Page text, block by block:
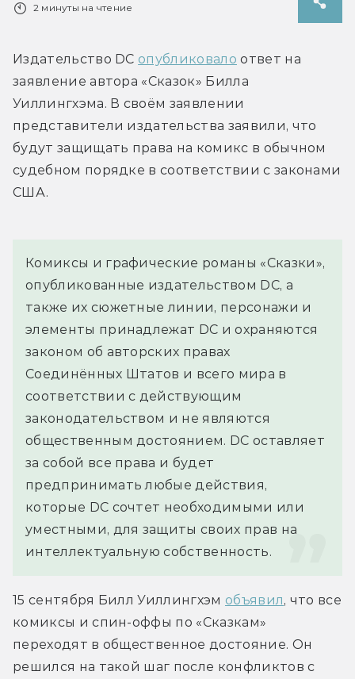
2 минуты на чтение
Издательство DC опубликовало ответ на
заявление автора «Сказок» Билла
Уиллингхэма. В своём заявлении
представители издательства заявили, что
будут защищать права на комикс в обычном
судебном порядке в соответствии с законами
США.
Комиксы и графические романы «Сказки»,
опубликованные издательством DC, а
также их сюжетные линии, персонажи и
элементы принадлежат DC и охраняются
законом об авторских правах
Соединённых Штатов и всего мира в
соответствии с действующим
законодательством и не являются
общественным достоянием. DC оставляет
за собой все права и будет
предпринимать любые действия,
которые DC сочтет необходимыми или
уместными, для защиты своих прав на
интеллектуальную собственность.
15 сентября Билл Уиллингхэм объявил, что все
комиксы и спин-оффы по «Сказкам»
переходят в общественное достояние. Он
решился на такой шаг после конфликтов с